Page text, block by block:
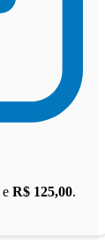
e R$ 125,00.